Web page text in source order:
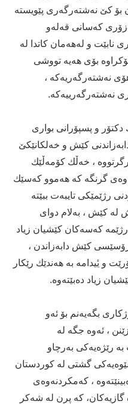
بۆ كێ نه‌شته‌رگه‌ری پێویسته‌
كه‌سانی قه‌له‌و
نابێت و له‌ھه‌مان كاتدا له‌
بۆی ھه‌یه‌ تووشی
نه‌شته‌رگه‌ریه‌كه‌ ،
نه‌شته‌رگه‌رییه‌كه‌.
و پسپۆرانی بواری
كێش و خه‌لكانێكێ
، خه‌ڵك كۆمه‌ڵێك
گرنگه‌ كه‌ ھه‌موو كه‌سێك
رژێمێكی تایبه‌ت ببێته‌
له‌ كێش ، به‌لام دوای
كه‌سه‌كان كێشیان زیاد
كێش دابه‌زاندن ،
و یٔیدامه‌ به‌ ھه‌ندێك رێكار
زیاد ده‌بێته‌وه‌.
بگه‌یه‌نم بۆ ئه‌و
، ئه‌وه‌ جگه‌ له‌
رێژه‌یه‌كی به‌رچاو
گشتی له‌ كوردستان
، كه‌مكردنه‌وه‌ی
كه‌ پرن له‌ شه‌كر